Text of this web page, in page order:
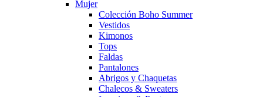
Mujer
Colección Boho Summer
Vestidos
Kimonos
Tops
Faldas
Pantalones
Abrigos y Chaquetas
Chalecos & Sweaters